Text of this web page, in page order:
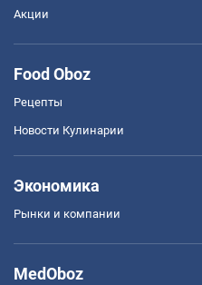
Акции
Food Oboz
Рецепты
Новости Кулинарии
Экономика
Рынки и компании
MedOboz